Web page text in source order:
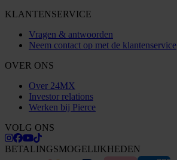
KLANTENSERVICE
Vragen & antwoorden
Neem contact op met de klantenservice
OVER ONS
Over 24MX
Investor relations
Werken bij Pierce
VOLG ONS
BETALINGSMOGELIJKHEDEN